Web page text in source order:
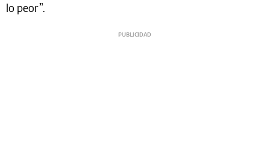
lo peor”.